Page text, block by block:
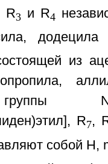
R3 и R4
из
N-[1-
R7,
собой H,